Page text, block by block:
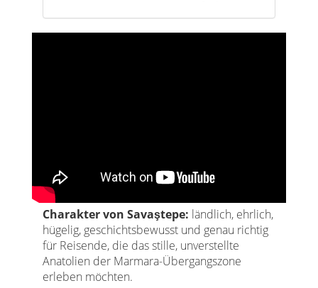
Charakter von Savaştepe: ländlich, ehrlich,
hügelig, geschichtsbewusst und genau richtig
für Reisende, die das stille, unverstellte
Anatolien der Marmara-Übergangszone
erleben möchten.